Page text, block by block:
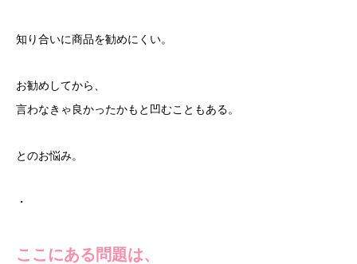
知り合いに商品を勧めにくい。
お勧めしてから、
言わなきゃ良かったかもと凹むこともある。
とのお悩み。
・
ここにある問題は、